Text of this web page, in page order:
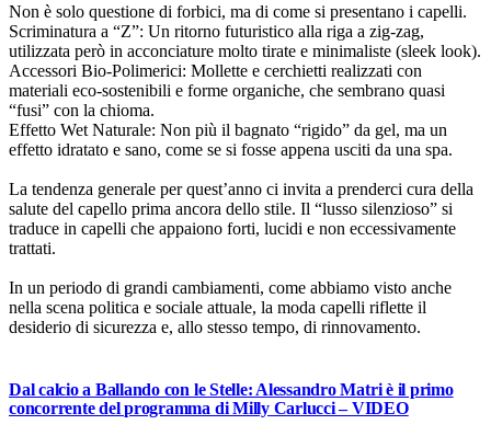
Non è solo questione di forbici, ma di come si presentano i capelli.
Scriminatura a “Z”: Un ritorno futuristico alla riga a zig-zag,
utilizzata però in acconciature molto tirate e minimaliste (sleek look).
Accessori Bio-Polimerici: Mollette e cerchietti realizzati con
materiali eco-sostenibili e forme organiche, che sembrano quasi
“fusi” con la chioma.
Effetto Wet Naturale: Non più il bagnato “rigido” da gel, ma un
effetto idratato e sano, come se si fosse appena usciti da una spa.
La tendenza generale per quest’anno ci invita a prenderci cura della
salute del capello prima ancora dello stile. Il “lusso silenzioso” si
traduce in capelli che appaiono forti, lucidi e non eccessivamente
trattati.
In un periodo di grandi cambiamenti, come abbiamo visto anche
nella scena politica e sociale attuale, la moda capelli riflette il
desiderio di sicurezza e, allo stesso tempo, di rinnovamento.
Dal calcio a Ballando con le Stelle: Alessandro Matri è il primo
concorrente del programma di Milly Carlucci – VIDEO